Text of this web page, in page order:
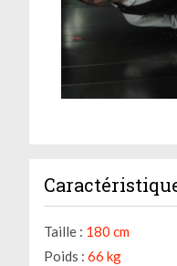
Taille : 180 cm
Poids : 66 kg